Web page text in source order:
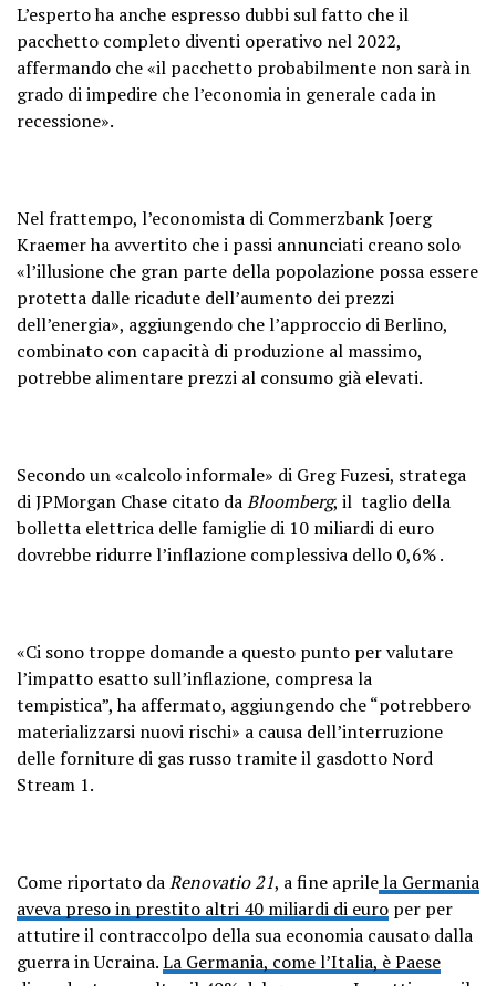
L’esperto ha anche espresso dubbi sul fatto che il
pacchetto completo diventi operativo nel 2022,
affermando che «il pacchetto probabilmente non sarà in
grado di impedire che l’economia in generale cada in
recessione».
Nel frattempo, l’economista di Commerzbank Joerg
Kraemer ha avvertito che i passi annunciati creano solo
«l’illusione che gran parte della popolazione possa essere
protetta dalle ricadute dell’aumento dei prezzi
dell’energia», aggiungendo che l’approccio di Berlino,
combinato con capacità di produzione al massimo,
potrebbe alimentare prezzi al consumo già elevati.
Secondo un «calcolo informale» di Greg Fuzesi, stratega
di JPMorgan Chase citato daBloomberg, il taglio della
bolletta elettrica delle famiglie di 10 miliardi di euro
dovrebbe ridurre l’inflazione complessiva dello 0,6% .
«Ci sono troppe domande a questo punto per valutare
l’impatto esatto sull’inflazione, compresa la
tempistica”, ha affermato, aggiungendo che “potrebbero
materializzarsi nuovi rischi» a causa dell’interruzione
delle forniture di gas russo tramite il gasdotto Nord
Stream 1.
Come riportato daRenovatio 21, a fine aprilela Germania
aveva preso in prestito altri 40 miliardi di euro per per
attutire il contraccolpo della sua economia causato dalla
guerra in Ucraina.La Germania, come l’Italia, è Paese